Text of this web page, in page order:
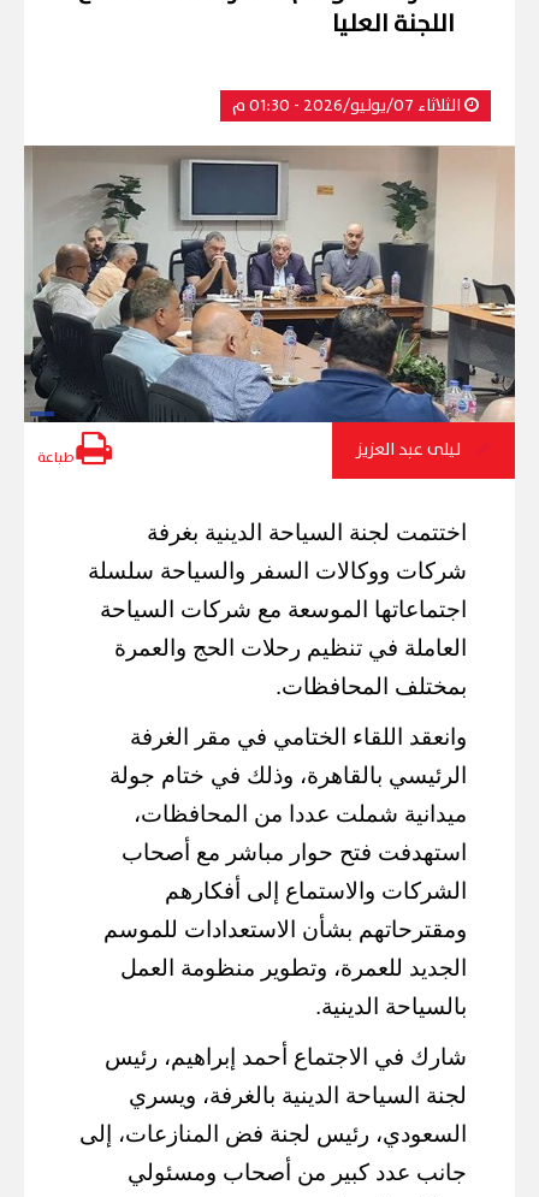
اللجنة العليا
الثلاثاء 07/يوليو/2026 - 01:30 م
ليلى عبد العزيز طباعة
اختتمت لجنة السياحة الدينية بغرفة
شركات ووكالات السفر والسياحة سلسلة
اجتماعاتها الموسعة مع شركات السياحة
العاملة في تنظيم رحلات الحج والعمرة
بمختلف المحافظات.
وانعقد اللقاء الختامي في مقر الغرفة
الرئيسي بالقاهرة، وذلك في ختام جولة
ميدانية شملت عددا من المحافظات،
استهدفت فتح حوار مباشر مع أصحاب
الشركات والاستماع إلى أفكارهم
ومقترحاتهم بشأن الاستعدادات للموسم
الجديد للعمرة، وتطوير منظومة العمل
بالسياحة الدينية.
شارك في الاجتماع أحمد إبراهيم، رئيس
لجنة السياحة الدينية بالغرفة، ويسري
السعودي، رئيس لجنة فض المنازعات، إلى
جانب عدد كبير من أصحاب ومسئولي